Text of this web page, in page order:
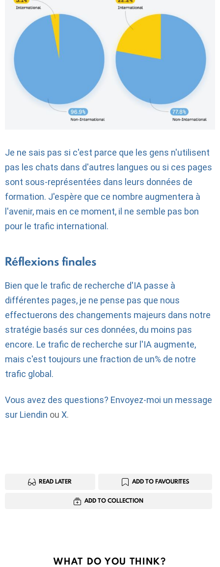
Je ne sais pas si c'est parce que les gens n'utilisent
pas les chats dans d'autres langues ou si ces pages
sont sous-représentées dans leurs données de
formation. J'espère que ce nombre augmentera à
l'avenir, mais en ce moment, il ne semble pas bon
pour le trafic international.
Réflexions finales
Bien que le trafic de recherche d'IA passe à
différentes pages, je ne pense pas que nous
effectuerons des changements majeurs dans notre
stratégie basés sur ces données, du moins pas
encore. Le trafic de recherche sur l'IA augmente,
mais c'est toujours une fraction de un% de notre
trafic global.
Vous avez des questions? Envoyez-moi un message
sur Liendin ou X.
READ LATER ADD TO FAVOURITES
ADD TO COLLECTION
WHAT DO YOU THINK?